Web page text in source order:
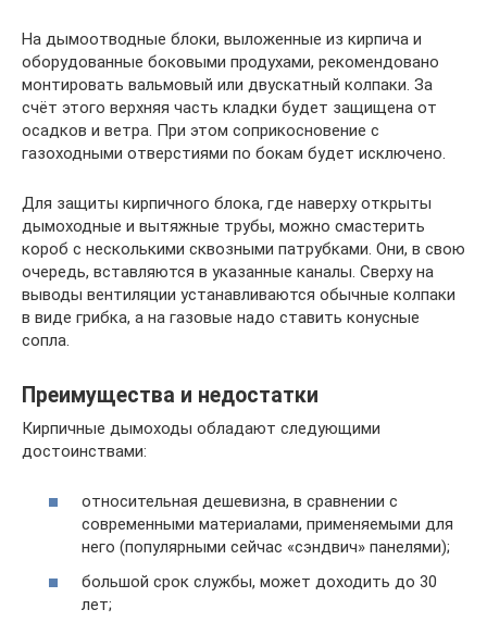
На дымоотводные блоки, выложенные из кирпича и
оборудованные боковыми продухами, рекомендовано
монтировать вальмовый или двускатный колпаки. За
счёт этого верхняя часть кладки будет защищена от
осадков и ветра. При этом соприкосновение с
газоходными отверстиями по бокам будет исключено.
Для защиты кирпичного блока, где наверху открыты
дымоходные и вытяжные трубы, можно смастерить
короб с несколькими сквозными патрубками. Они, в свою
очередь, вставляются в указанные каналы. Сверху на
выводы вентиляции устанавливаются обычные колпаки
в виде грибка, а на газовые надо ставить конусные
сопла.
Преимущества и недостатки
Кирпичные дымоходы обладают следующими
достоинствами:
относительная дешевизна, в сравнении с
современными материалами, применяемыми для
него (популярными сейчас «сэндвич» панелями);
большой срок службы, может доходить до 30
лет;